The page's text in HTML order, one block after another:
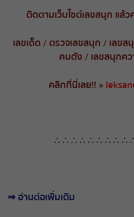
ติดตามเว็บไซต์เลขสนุก แล้
เลขเด็ด / ตรวจเลขสนุก / เลขส
คนดัง / เลขสนุกค
คลิกที่นี่เลย!! »
∴ ∴ ∴ ∴ ∴ ∴ ∴ ∴ ∴
⇒ อ่านต่อเพิ่มเติม